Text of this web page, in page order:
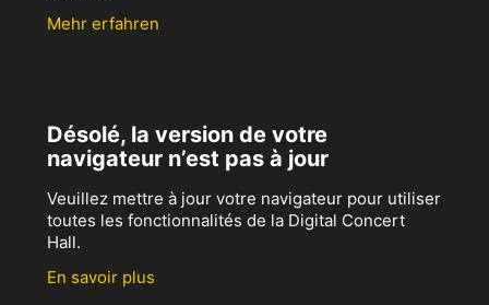
Mehr erfahren
Désolé, la version de votre
navigateur n’est pas à jour
Veuillez mettre à jour votre navigateur pour utiliser
toutes les fonctionnalités de la Digital Concert
Hall.
En savoir plus